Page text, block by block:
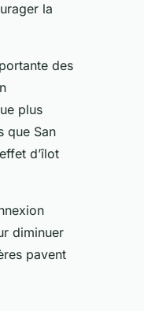
la
des
plus
que San
d’îlot
diminuer
pavent